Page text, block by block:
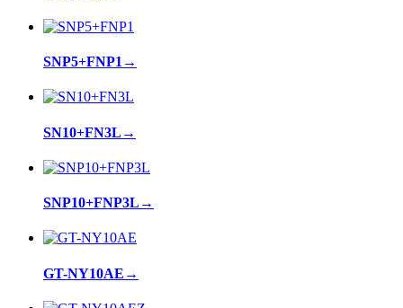
SNP5+FNP1 →
SN10+FN3L →
SNP10+FNP3L →
GT-NY10AE →